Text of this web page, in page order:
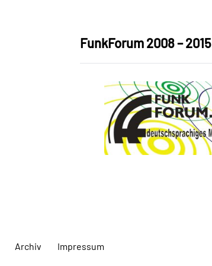
FunkForum 2008 – 2015
Archiv Impressum